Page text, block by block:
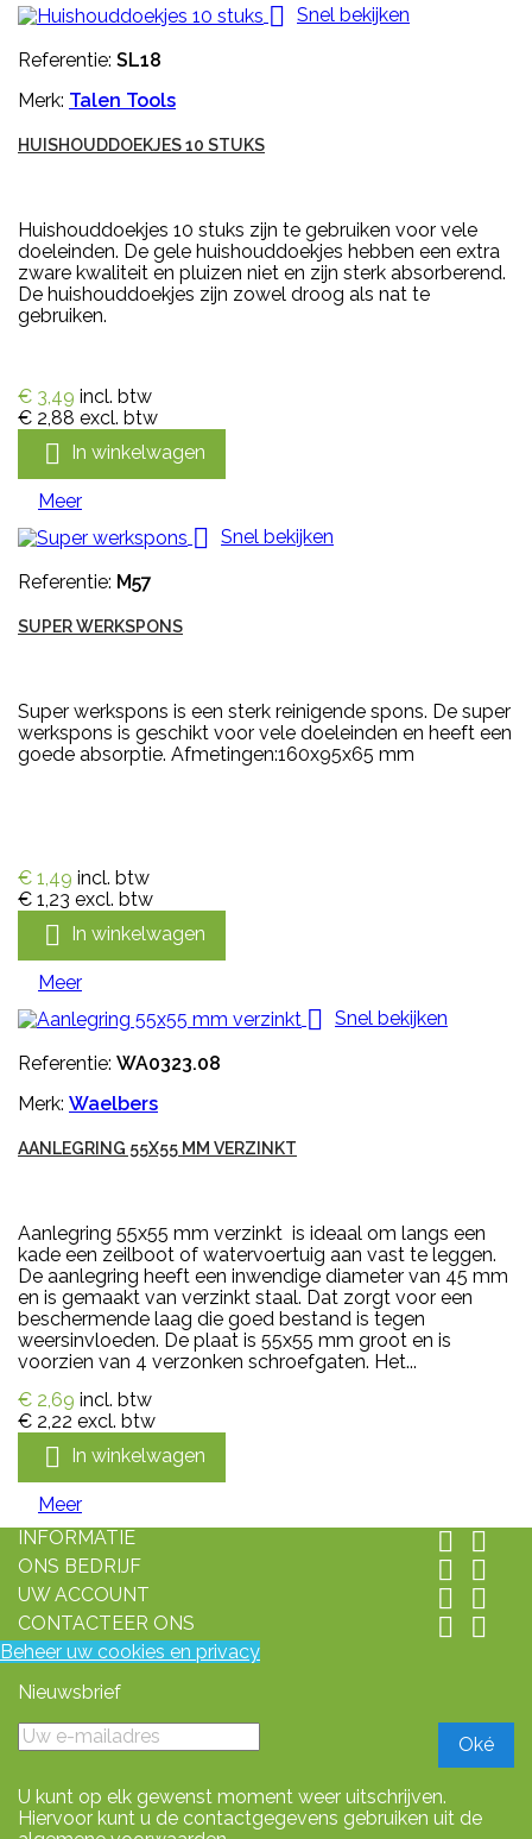

Snel bekijken
Referentie: SL18
Merk: Talen Tools
HUISHOUDDOEKJES 10 STUKS
Huishouddoekjes 10 stuks zijn te gebruiken voor vele
doeleinden. De gele huishouddoekjes hebben een extra
zware kwaliteit en pluizen niet en zijn sterk absorberend.
De huishouddoekjes zijn zowel droog als nat te
gebruiken.
€ 3,49 incl. btw
€ 2,88 excl. btw
 In winkelwagen
Meer

Snel bekijken
Referentie: M57
SUPER WERKSPONS
Super werkspons is een sterk reinigende spons. De super
werkspons is geschikt voor vele doeleinden en heeft een
goede absorptie. Afmetingen:160x95x65 mm
€ 1,49 incl. btw
€ 1,23 excl. btw
 In winkelwagen
Meer

Snel bekijken
Referentie: WA0323.08
Merk: Waelbers
AANLEGRING 55X55 MM VERZINKT
Aanlegring 55x55 mm verzinkt is ideaal om langs een
kade een zeilboot of watervoertuig aan vast te leggen.
De aanlegring heeft een inwendige diameter van 45 mm
en is gemaakt van verzinkt staal. Dat zorgt voor een
beschermende laag die goed bestand is tegen
weersinvloeden. De plaat is 55x55 mm groot en is
voorzien van 4 verzonken schroefgaten. Het...
€ 2,69 incl. btw
€ 2,22 excl. btw
 In winkelwagen
Meer
INFORMATIE
 
ONS BEDRIJF  
UW ACCOUNT  
CONTACTEER ONS  
Beheer uw cookies en privacy
Nieuwsbrief
U kunt op elk gewenst moment weer uitschrijven.
Hiervoor kunt u de contactgegevens gebruiken uit de